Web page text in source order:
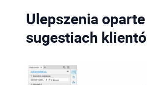
Ulepszenia
sugestiach